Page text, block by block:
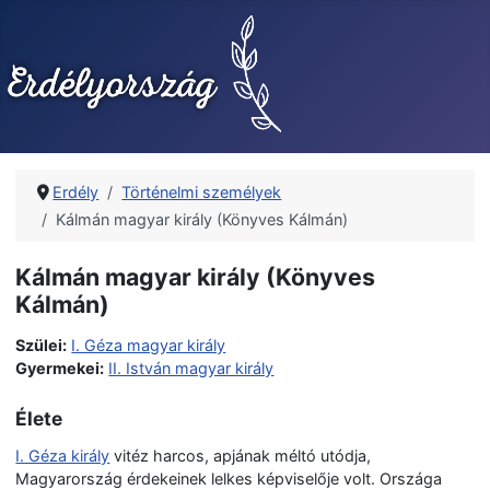
Erdély
Történelmi személyek
Kálmán magyar király (Könyves Kálmán)
Kálmán magyar király (Könyves
Kálmán)
Szülei: I. Géza magyar király
Gyermekei: II. István magyar király
Élete
I. Géza király vitéz harcos, apjának méltó utódja,
Magyarország érdekeinek lelkes képviselője volt. Országa